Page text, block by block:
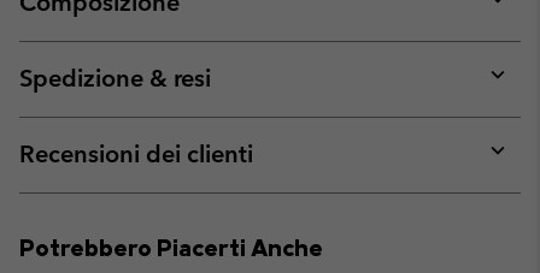
or
Spedizione & resi
or
Recensioni dei clienti
or
Potrebbero Piacerti Anche